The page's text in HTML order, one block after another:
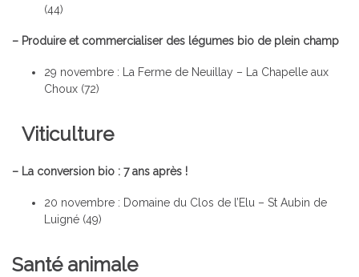
(44)
– Produire et commercialiser des légumes bio de plein champ
29 novembre : La Ferme de Neuillay – La Chapelle aux
Choux (72)
Viticulture
– La conversion bio : 7 ans après !
20 novembre : Domaine du Clos de l’Elu – St Aubin de
Luigné (49)
Santé animale